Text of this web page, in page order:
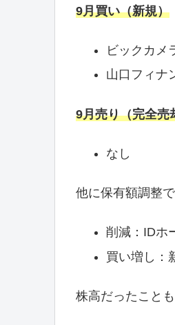
9月買い（新規）
ビックカメ
山口フィナ
9月売り（完全売
なし
他に保有額調整で
削減：IDホ
買い増し：
株高だったこと